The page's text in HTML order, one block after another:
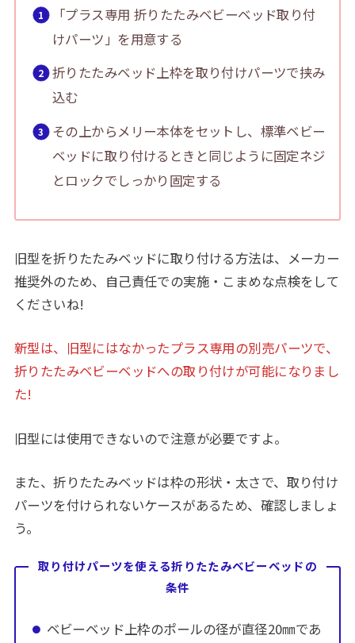
「プラス専用 折りたたみベビーベッド取り付
けパーツ」を用意する
折りたたみベッド上枠を取り付けパーツで挟み
込む
その上からメリー本体をセットし、標準ベビー
ベッドに取り付けるときと同じように固定ネジ
とロックでしっかり固定する
旧型を折りたたみベッドに取り付ける方法は、メーカー
推奨外のため、自己責任での実施・こまめな点検をして
くださいね!
新型は、旧型にはなかったプラス専用の別売パーツで、
折りたたみベビーベッドへの取り付けが可能になりまし
た!
旧型には使用できないので注意が必要ですよ。
また、折りたたみベッドは枠の形状・太さで、取り付け
パーツを付けられないケースがあるため、確認しましょ
う。
取り付けパーツを使える折りたたみベビーベッドの
条件
ベビーベッド上枠のポールの径が直径20㎜であ